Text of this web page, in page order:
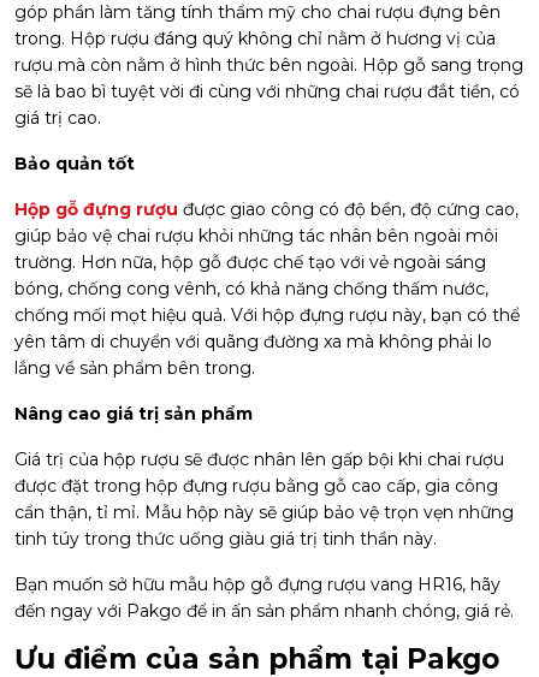
góp phần làm tăng tính thẩm mỹ cho chai rượu đựng bên
trong. Hộp rượu đáng quý không chỉ nằm ở hương vị của
rượu mà còn nằm ở hình thức bên ngoài. Hộp gỗ sang trọng
sẽ là bao bì tuyệt vời đi cùng với những chai rượu đắt tiền, có
giá trị cao.
Bảo quản tốt
Hộp gỗ đựng rượu được giao công có độ bền, độ cứng cao,
giúp bảo vệ chai rượu khỏi những tác nhân bên ngoài môi
trường. Hơn nữa, hộp gỗ được chế tạo với vẻ ngoài sáng
bóng, chống cong vênh, có khả năng chống thấm nước,
chống mối mọt hiệu quả. Với hộp đựng rượu này, bạn có thể
yên tâm di chuyển với quãng đường xa mà không phải lo
lắng về sản phẩm bên trong.
Nâng cao giá trị sản phẩm
Giá trị của hộp rượu sẽ được nhân lên gấp bội khi chai rượu
được đặt trong hộp đựng rượu bằng gỗ cao cấp, gia công
cẩn thận, tỉ mỉ. Mẫu hộp này sẽ giúp bảo vệ trọn vẹn những
tinh túy trong thức uống giàu giá trị tinh thần này.
Bạn muốn sở hữu mẫu hộp gỗ đựng rượu vang HR16, hãy
đến ngay với Pakgo để in ấn sản phẩm nhanh chóng, giá rẻ.
Ưu điểm của sản phẩm tại Pakgo